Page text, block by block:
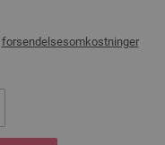
forsendelsesomkostninger